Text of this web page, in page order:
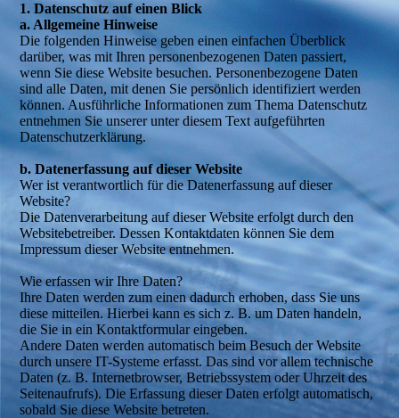
1. Datenschutz auf einen Blick
a. Allgemeine Hinweise
Die folgenden Hinweise geben einen einfachen Überblick
darüber, was mit Ihren personenbezogenen Daten passiert,
wenn Sie diese Website besuchen. Personenbezogene Daten
sind alle Daten, mit denen Sie persönlich identifiziert werden
können. Ausführliche Informationen zum Thema Datenschutz
entnehmen Sie unserer unter diesem Text aufgeführten
Datenschutzerklärung.
b. Datenerfassung auf dieser Website
Wer ist verantwortlich für die Datenerfassung auf dieser
Website?
Die Datenverarbeitung auf dieser Website erfolgt durch den
Websitebetreiber. Dessen Kontaktdaten können Sie dem
Impressum dieser Website entnehmen.
Wie erfassen wir Ihre Daten?
Ihre Daten werden zum einen dadurch erhoben, dass Sie uns
diese mitteilen. Hierbei kann es sich z. B. um Daten handeln,
die Sie in ein Kontaktformular eingeben.
Andere Daten werden automatisch beim Besuch der Website
durch unsere IT-Systeme erfasst. Das sind vor allem technische
Daten (z. B. Internetbrowser, Betriebssystem oder Uhrzeit des
Seitenaufrufs). Die Erfassung dieser Daten erfolgt automatisch,
sobald Sie diese Website betreten.